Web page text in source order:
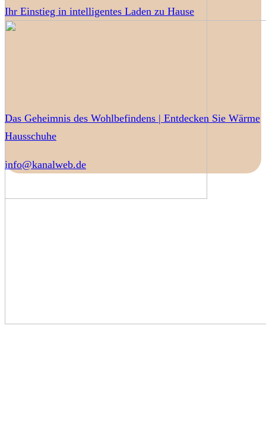
Ihr Einstieg in intelligentes Laden zu Hause
Das Geheimnis des Wohlbefindens | Entdecken Sie Wärme
Hausschuhe
info@kanalweb.de